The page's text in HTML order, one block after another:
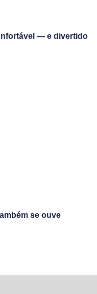
— e divertido
se ouve